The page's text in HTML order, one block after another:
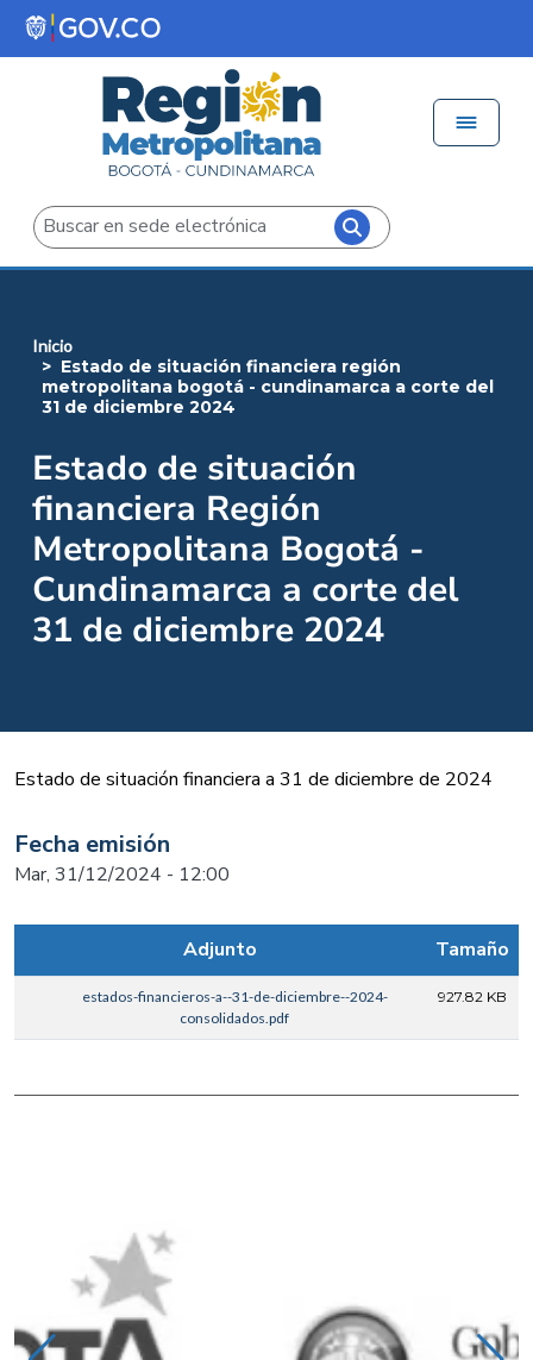
Pasar al contenido principal
Buscar
inicio
estado de situación financiera región
metropolitana bogotá - cundinamarca a corte del
31 de diciembre 2024
Estado de situación
financiera Región
Metropolitana Bogotá -
Cundinamarca a corte del
31 de diciembre 2024
Estado de situación financiera a 31 de diciembre de 2024
Fecha emisión
Mar, 31/12/2024 - 12:00
Adjunto Tamaño
estados-financieros-a--31-de-diciembre--2024-
consolidados.pdf
927.82 KB